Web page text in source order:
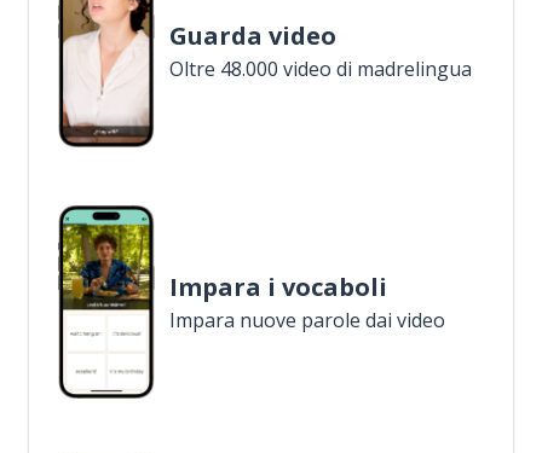
Guarda video
Oltre 48.000 video di madrelingua
Impara i vocaboli
Impara nuove parole dai video